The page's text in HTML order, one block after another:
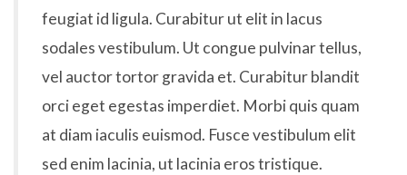
feugiat id ligula. Curabitur ut elit in lacus
sodales vestibulum. Ut congue pulvinar tellus,
vel auctor tortor gravida et. Curabitur blandit
orci eget egestas imperdiet. Morbi quis quam
at diam iaculis euismod. Fusce vestibulum elit
sed enim lacinia, ut lacinia eros tristique.